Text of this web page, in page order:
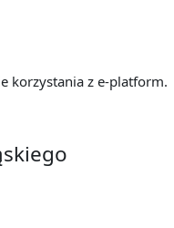
korzystania z e-platform.